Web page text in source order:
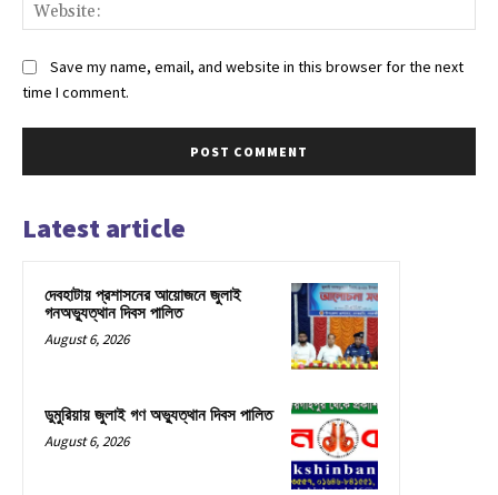
Save my name, email, and website in this browser for the next
time I comment.
Latest article
দেবহাটায় প্রশাসনের আয়োজনে জুলাই
গনঅভ্যুত্থান দিবস পালিত
August 6, 2026
ডুমুরিয়ায় জুলাই গণ অভ্যুত্থান দিবস পালিত
August 6, 2026